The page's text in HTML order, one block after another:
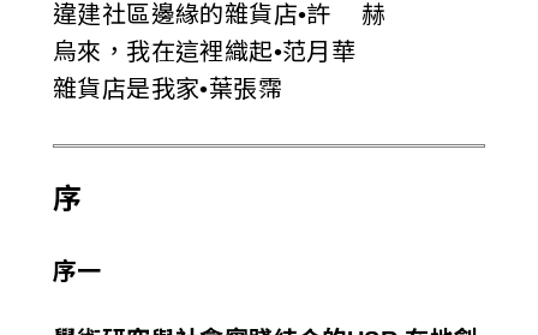
違建社區邊緣的雜貨店•許 赫
烏來，我在這裡織起•范月華
雜貨店是我家•葉張霈
序
序一